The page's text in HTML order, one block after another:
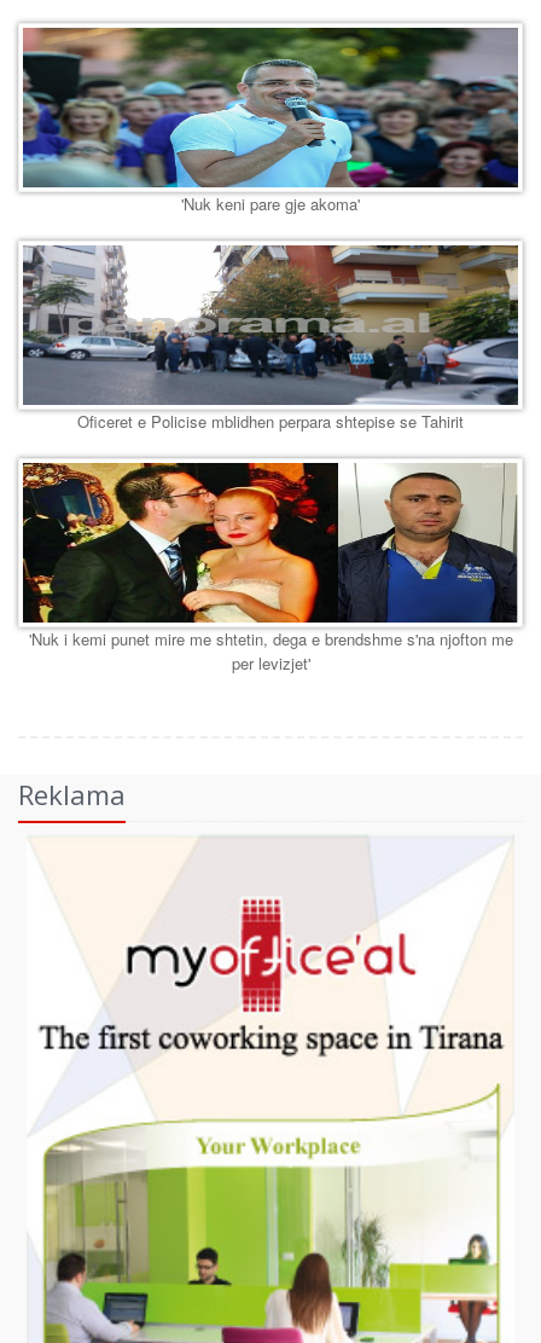
'Nuk keni pare gje akoma'
Oficeret e Policise mblidhen perpara shtepise se Tahirit
'Nuk i kemi punet mire me shtetin, dega e brendshme s'na njofton me
per levizjet'
Reklama